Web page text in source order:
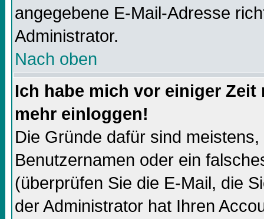
angegebene E-Mail-Adresse
Administrator.
Nach oben
Ich habe mich vor einiger
mehr einloggen!
Die Gründe dafür sind
Benutzernamen oder ein
(überprüfen Sie die E-Mail, die
der Administrator hat Ihren